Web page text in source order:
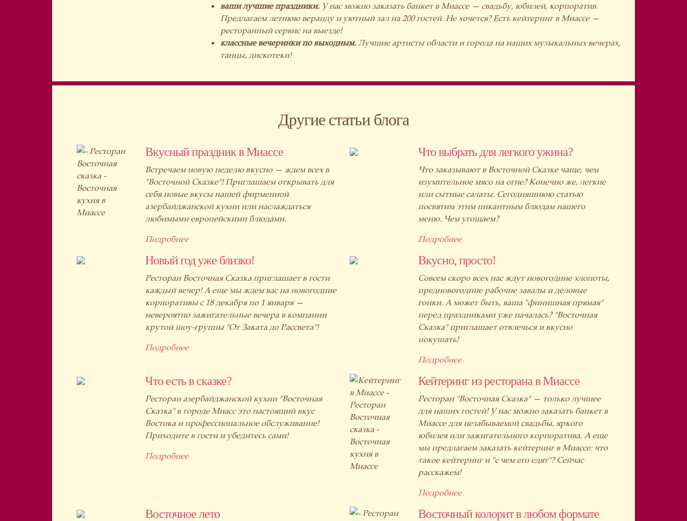
ваши лучшие праздники. У нас можно заказать банкет в Миассе — свадьбу, юбилей, корпоратив.
Предлагаем летнюю веранду и уютный зал на 200 гостей. Не хочется? Есть кейтеринг в Миассе —
ресторанный сервис на выезде!
классные вечеринки по выходным. Лучшие артисты области и города на наших музыкальных вечерах,
танцы, дискотеки!
Другие статьи блога
Вкусный праздник в Миассе
Встречаем новую неделю вкусно — ждем всех в
"Восточной Сказке"! Приглашаем открывать для
себя новые вкусы нашей фирменной
азербайджанской кухни или наслаждаться
любимыми европейскими блюдами.
Подробнее
Что выбрать для легкого ужина?
Что заказывают в Восточной Сказке чаще, чем
изумительное мясо на огне? Конечно же, легкие
или сытные салаты. Сегодняшнюю статью
посвятим этим пикантным блюдам нашего
меню. Чем угощаем?
Подробнее
Новый год уже близко!
Ресторан Восточная Сказка приглашает в гости
каждый вечер! А еще мы ждем вас на новогодние
корпоративы с 18 декабря по 1 января —
невероятно зажигательные вечера в компании
крутой шоу-группы "От Заката до Рассвета"!
Подробнее
Вкусно, просто!
Совсем скоро всех нас ждут новогодние хлопоты,
предновогодние рабочие завалы и деловые
гонки. А может быть, ваша "финишная прямая"
перед праздниками уже началась? "Восточная
Сказка" приглашает отвлечься и вкусно
покушать!
Подробнее
Что есть в сказке?
Ресторан азербайджанской кухни "Восточная
Сказка" в городе Миасс это настоящий вкус
Востока и профессиональное обслуживание!
Приходите в гости и убедитесь сами!
Подробнее
Кейтеринг из ресторана в Миассе
Ресторан "Восточная Сказка" — только лучшее
для наших гостей! У нас можно заказать банкет в
Миассе для незабываемой свадьбы, яркого
юбилея или зажигательного корпоратива. А еще
мы предлагаем заказать кейтеринг в Миассе: что
такое кейтеринг и "с чем его едят"? Сейчас
расскажем!
Подробнее
Восточное лето Восточный колорит в любом формате